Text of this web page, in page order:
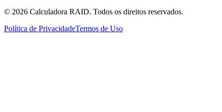
© 2026 Calculadora RAID. Todos os direitos reservados.
Política de PrivacidadeTermos de Uso